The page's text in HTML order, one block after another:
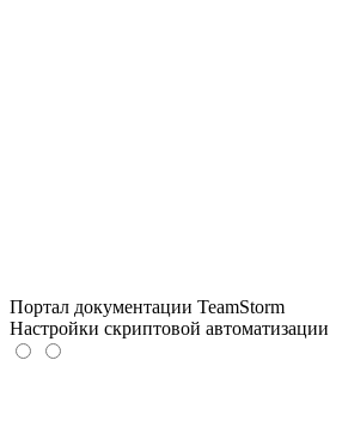
Портал документации TeamStorm
Настройки скриптовой автоматизации